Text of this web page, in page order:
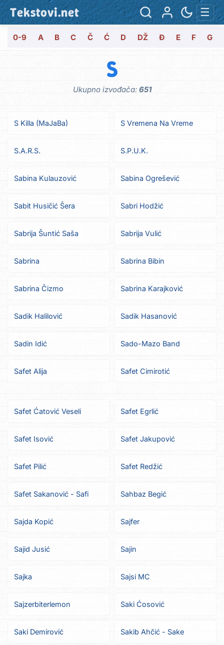
Tekstovi.net ☰
0-9 A B C Č Ć D DŽ Đ E F G
S
Ukupno izvođača: 651
S Killa (MaJaBa) S Vremena Na Vreme
S.A.R.S. S.P.U.K.
Sabina Kulauzović Sabina Ogrešević
Sabit Husičić Šera Sabri Hodžić
Sabrija Šuntić Saša Sabrija Vulić
Sabrina Sabrina Bibin
Sabrina Čizmo Sabrina Karajković
Sadik Halilović Sadik Hasanović
Sadin Idić Sado-Mazo Band
Safet Alija Safet Cimirotić
Safet Ćatović Veseli Safet Egrlić
Safet Isović Safet Jakupović
Safet Pilić Safet Redžić
Safet Sakanović - Safi Sahbaz Begić
Sajda Kopić Sajfer
Sajid Jusić Sajin
Sajka Sajsi MC
Sajzerbiterlemon Saki Ćosović
Saki Demirović Sakib Ahčić - Sake